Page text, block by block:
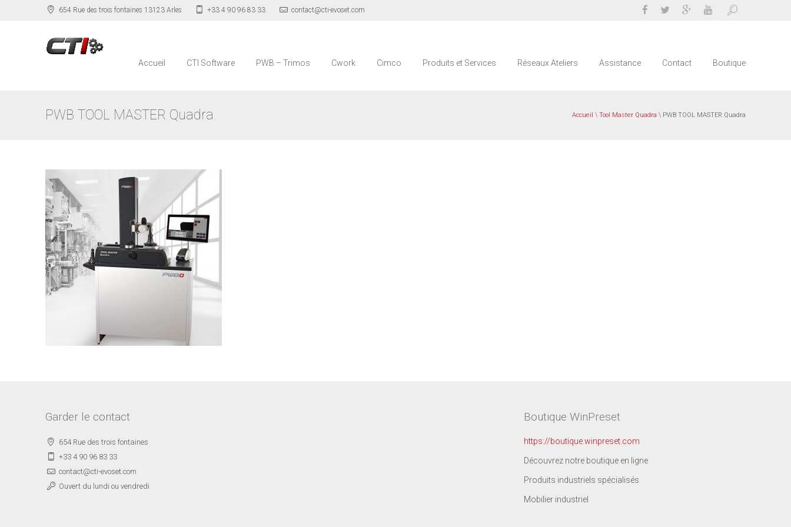
654 Rue des trois fontaines 13123 Arles +33 4 90 96 83 33 contact@cti-evoset.com
Accueil CTI Software PWB – Trimos Cwork Cimco Produits et Services Réseaux Ateliers Assistance Contact Boutique
PWB TOOL MASTER Quadra Accueil \ Tool Master Quadra \ PWB TOOL MASTER Quadra
Garder le contact
654 Rue des trois fontaines
+33 4 90 96 83 33
contact@cti-evoset.com
Ouvert du lundi ou vendredi
Boutique WinPreset
https://boutique.winpreset.com
Découvrez notre boutique en ligne
Produits industriels spécialisés
Mobilier industriel